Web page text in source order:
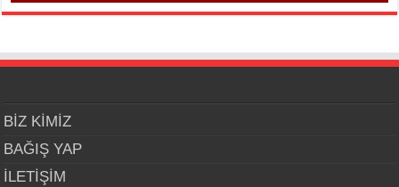
BİZ KİMİZ
BAĞIŞ YAP
İLETİŞİM